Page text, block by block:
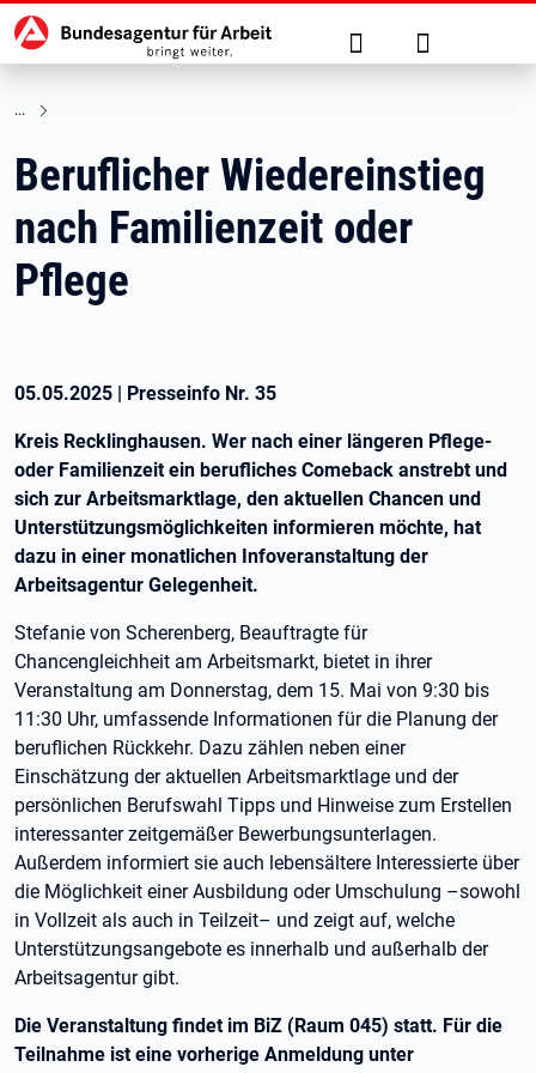
zu den Hauptinhalten springen
Hauptnavigation Suche Anmelden
Beruflicher Wiedereinstieg
nach Familienzeit oder
Pflege
05.05.2025 | Presseinfo Nr. 35
Kreis Recklinghausen. Wer nach einer längeren Pflege-
oder Familienzeit ein berufliches Comeback anstrebt und
sich zur Arbeitsmarktlage, den aktuellen Chancen und
Unterstützungsmöglichkeiten informieren möchte, hat
dazu in einer monatlichen Infoveranstaltung der
Arbeitsagentur Gelegenheit.
Stefanie von Scherenberg, Beauftragte für
Chancengleichheit am Arbeitsmarkt, bietet in ihrer
Veranstaltung am Donnerstag, dem 15. Mai von 9:30 bis
11:30 Uhr, umfassende Informationen für die Planung der
beruflichen Rückkehr. Dazu zählen neben einer
Einschätzung der aktuellen Arbeitsmarktlage und der
persönlichen Berufswahl Tipps und Hinweise zum Erstellen
interessanter zeitgemäßer Bewerbungsunterlagen.
Außerdem informiert sie auch lebensältere Interessierte über
die Möglichkeit einer Ausbildung oder Umschulung –sowohl
in Vollzeit als auch in Teilzeit– und zeigt auf, welche
Unterstützungsangebote es innerhalb und außerhalb der
Arbeitsagentur gibt.
Die Veranstaltung findet im BiZ (Raum 045) statt. Für die
Teilnahme ist eine vorherige Anmeldung unter